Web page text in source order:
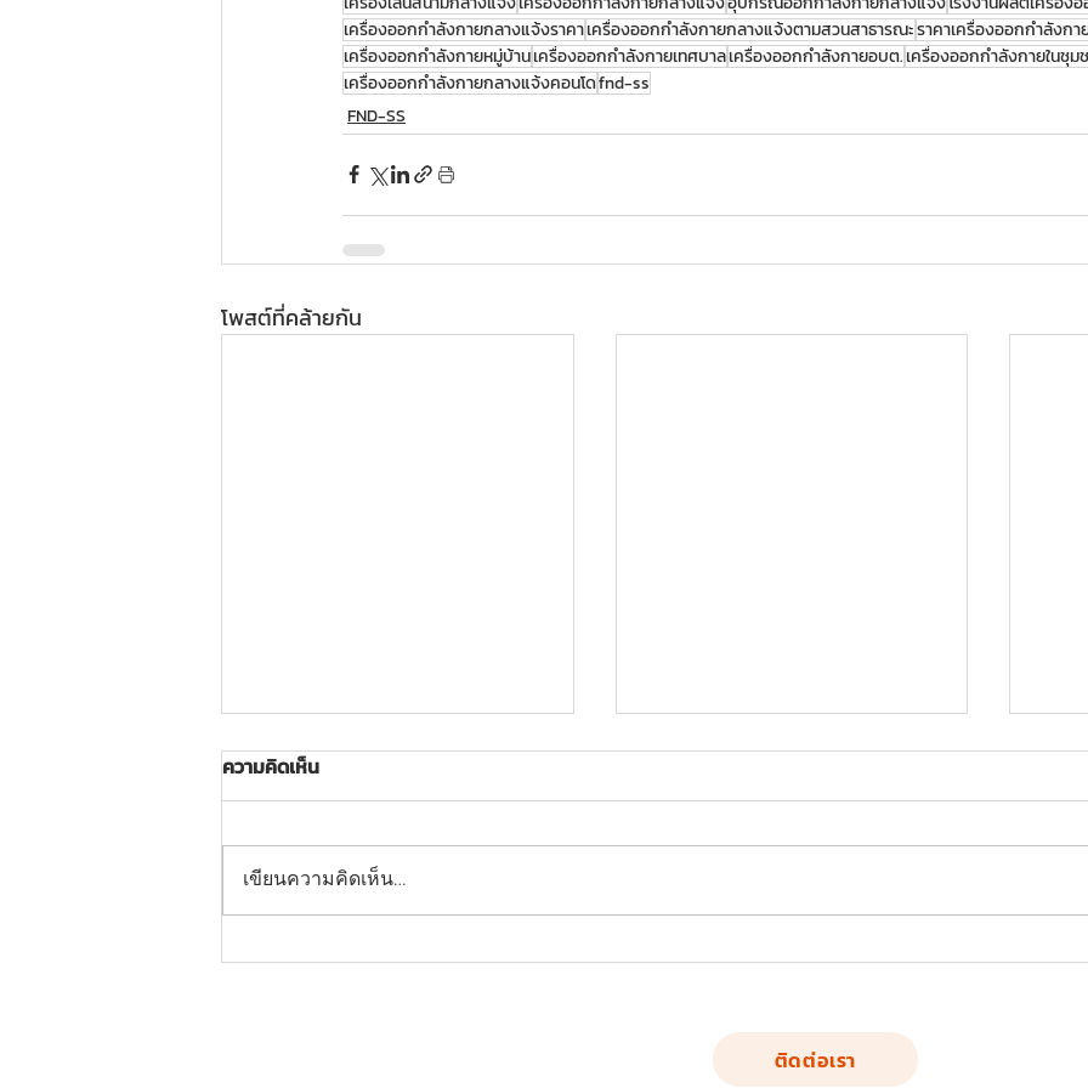
เครื่องออกกำลังกายกลางแจ้งราคาเครื่องออกกำลังกายกลางแจ้งตามสวนสาธารณะราคาเครื่องออกกำลังก
เครื่องออกกำลังกายหมู่บ้านเครื่องออกกำลังกายเทศบาลเครื่องออกกำลังกายอบต.เครื่องออกกำลังกายในชุม
เครื่องออกกำลังกายกลางแจ้งคอนโดfnd-ss
FND-SS
โพสต์ที่คล้ายกัน
FND-SS-01: อุปกรณ์บริหาร
FND-SS-02: อุปกรณ์บริหาร
ความคิดเห็น
เขียนความคิดเห็น…
ติดต่อเรา